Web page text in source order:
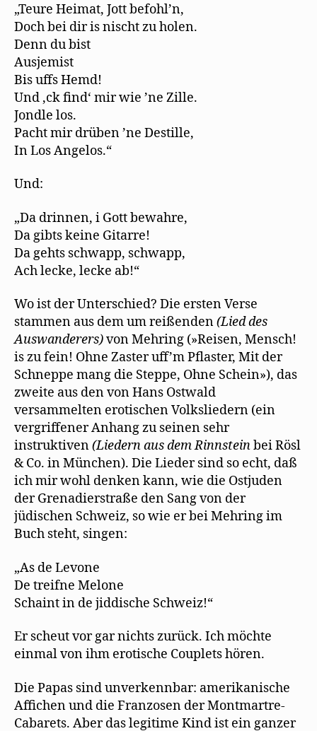
„Teure Heimat, Jott befohl’n,
Doch bei dir is nischt zu holen.
Denn du bist
Ausjemist
Bis uffs Hemd!
Und ‚ck find‘ mir wie ’ne Zille.
Jondle los.
Pacht mir drüben ’ne Destille,
In Los Angelos.“
Und:
„Da drinnen, i Gott bewahre,
Da gibts keine Gitarre!
Da gehts schwapp, schwapp,
Ach lecke, lecke ab!“
Wo ist der Unterschied? Die ersten Verse
stammen aus dem um reißenden(Lied des
Auswanderers)von Mehring (»Reisen, Mensch!
is zu fein! Ohne Zaster uff’m Pflaster, Mit der
Schneppe mang die Steppe, Ohne Schein»), das
zweite aus den von Hans Ostwald
versammelten erotischen Volksliedern (ein
vergriffener Anhang zu seinen sehr
instruktiven(Liedernaus dem Rinnsteinbei Rösl
& Co. in München). Die Lieder sind so echt, daß
ich mir wohl denken kann, wie die Ostjuden
der Grenadierstraße den Sang von der
jüdischen Schweiz, so wie er bei Mehring im
Buch steht, singen:
„As de Levone
De treifne Melone
Schaint in de jiddische Schweiz!“
Er scheut vor gar nichts zurück. Ich möchte
einmal von ihm erotische Couplets hören.
Die Papas sind unverkennbar: amerikanische
Affichen und die Franzosen der Montmartre-
Cabarets. Aber das legitime Kind ist ein ganzer